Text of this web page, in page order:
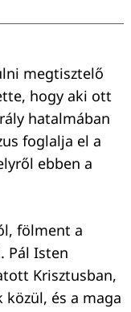
megtisztelő
hogy aki ott
hatalmában
foglalja el a
ebben a
fölment a
Pál Isten
Krisztusban,
és a maga